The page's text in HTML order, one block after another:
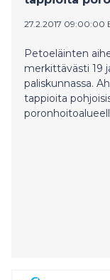
27.2.2017 09:00:00
Petoeläinten
merkittävästi 19
paliskunnassa.
tappioita